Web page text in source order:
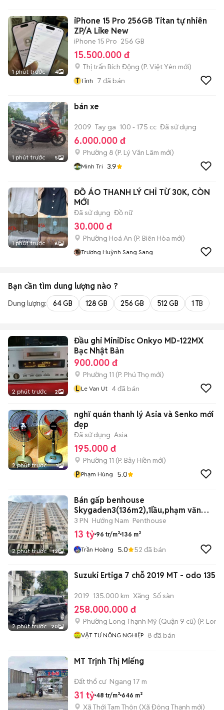
1 phút trước 4
iPhone 15 Pro 256GB Titan tự nhiên
ZP/A Like New
iPhone 15 Pro 256 GB
15.500.000 đ
Thị trấn Bích Động (P. Việt Yên mới)
T Tỉnh 7 đã bán
1 phút trước 5
bán xe
2009 Tay ga 100 - 175 cc Đã sử dụng
6.000.000 đ
Phường 8 (P. Lý Văn Lâm mới)
Minh Tri 3.9
1 phút trước 6
ĐỒ ÁO THANH LÝ CHỈ TỪ 30K, CÒN
MỚI
Đã sử dụng Đồ nữ
30.000 đ
Phường Hoá An (P. Biên Hòa mới)
Trương Huỳnh Sang Sang
Bạn cần tìm dung lượng nào ?
Dung lượng: 64 GB 128 GB 256 GB 512 GB 1 TB
2 phút trước 2
Đầu ghi MiniDisc Onkyo MD-122MX
Bạc Nhật Bản
900.000 đ
Phường 11 (P. Phú Thọ mới)
L Le Van Ut 4đã bán
2 phút trước 1
nghĩ quán thanh lý Asia và Senko mới
đẹp
Đã sử dụng Asia
195.000 đ
Phường 11 (P. Bảy Hiền mới)
P Phạm Hùng 5.0
2 phút trước 12
Bán gấp benhouse
Skygaden3(136m2),1lầu,phạm văn
nghị,tân phú,Q7
3 PN Hướng Nam Penthouse
13 tỷ 96 tr/m² 136 m²
Trần Hoàng 5.0 52 đã bán
2 phút trước 20
Suzuki Ertiga 7 chỗ 2019 MT - odo
2019 135.000 km Xăng Số sàn
258.000.000 đ
Phường Long Thạnh Mỹ (Quận 9 cũ) (P.
VẬT TƯ NÔNG NGHIỆP 8 đã bán
MT Trịnh Thị Miếng
Đất thổ cư Ngang 17 m
31 tỷ 48 tr/m² 646 m²
Xã Thới Tam Thôn (Xã Đông Thạnh mới)